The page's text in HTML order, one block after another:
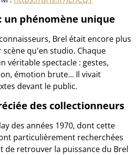
un phénomène unique
Brel était encore plus
qu'en studio. Chaque
véritable spectacle : gestes,
émotion brute... Il vivait
devant le public.
des collectionneurs
des années 1970, dont cette
particulièrement recherchées
de retrouver la puissance du Brel